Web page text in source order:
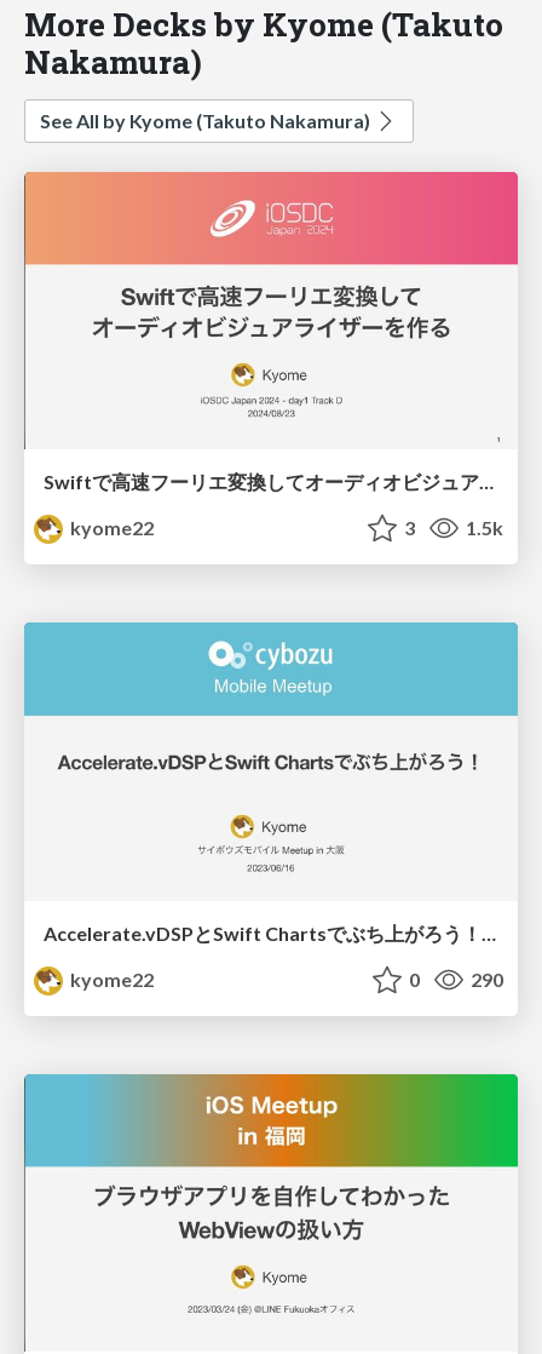
More Decks by Kyome (Takuto
Nakamura)
See All by Kyome (Takuto Nakamura)
Swiftで高速フーリエ変換してオーディオビジュアライザーを作る / iOSDC Japan 2024 Day1 Track D
kyome22
3 1.5k
kyome22
0 290